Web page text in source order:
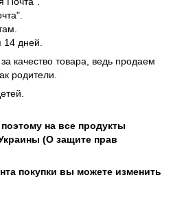
14 дней.
качество товара, ведь продаем
родители.
на все продукты
(О защите прав
покупки вы можете изменить